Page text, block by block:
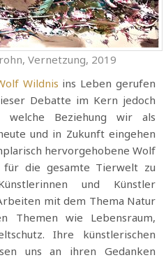
Vernetzung, 2019
Wildnis ins Leben gerufen
Debatte im Kern jedoch
welche Beziehung wir als
und in Zukunft eingehen
hervorgehobene Wolf
die gesamte Tierwelt zu
und Künstler
mit dem Thema Natur
Themen wie Lebensraum,
Ihre künstlerischen
uns an ihren Gedanken